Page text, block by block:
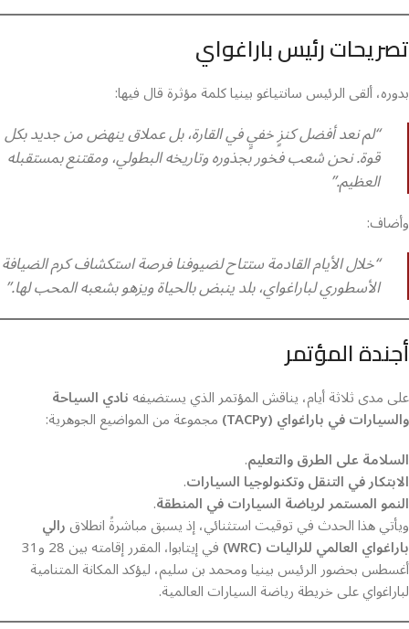
تصريحات رئيس باراغواي
بدوره، ألقى الرئيس سانتياغو بينيا كلمة مؤثرة قال فيها:
“لم نعد أفضل كنزٍ خفيٍ في القارة، بل عملاق ينهض من جديد بكل
قوة. نحن شعب فخور بجذوره وتاريخه البطولي، ومقتنع بمستقبله
العظيم.”
وأضاف:
“خلال الأيام القادمة ستتاح لضيوفنا فرصة استكشاف كرم الضيافة
الأسطوري لباراغواي، بلد ينبض بالحياة ويزهو بشعبه المحب لها.”
أجندة المؤتمر
على مدى ثلاثة أيام، يناقش المؤتمر الذي يستضيفهنادي السياحة
والسيارات في باراغواي (TACPy)
مجموعة من المواضيع الجوهرية:
السلامة على الطرق والتعليم.
الابتكار في التنقل وتكنولوجيا السيارات.
النمو المستمر لرياضة السيارات في المنطقة.
ويأتي هذا الحدث في توقيت استثنائي، إذ يسبق مباشرةً انطلاقرالي
باراغواي العالمي للراليات (WRC) في إيتابوا، المقرر إقامته بين 28 و31
أغسطس بحضور الرئيس بينيا ومحمد بن سليم، ليؤكد المكانة المتنامية
لباراغواي على خريطة رياضة السيارات العالمية.